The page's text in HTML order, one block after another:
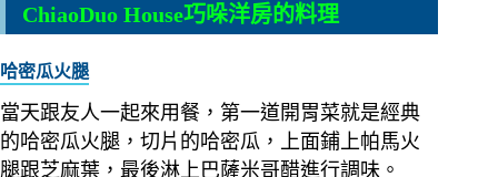
ChiaoDuo House巧哚洋房的料理
哈密瓜火腿
當天跟友人一起來用餐，第一道開胃菜就是經典
的哈密瓜火腿，切片的哈密瓜，上面鋪上帕馬火
腿跟芝麻葉，最後淋上巴薩米哥醋進行調味。